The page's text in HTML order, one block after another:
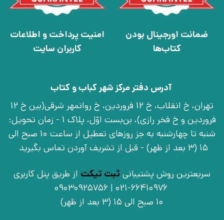
ضمانت اورجینال بودن
کتاب‌ها
امنیت پرداخت و اطلاعات
کاربران سایت
آدرس دفتر مرکز شهر کباب و کتاب
تهران، خ انقلاب، خ 12 فروردین، خ روانمهر شرقی(بین خ 12
فروردین و خ فخر رازی)، بن‌بست اوّل، پلاک 1 - زمان تحویل:
شنبه تا چهارشنبه به جز روزهای تعطیل از ساعت 10 صبح الی
15 (3 بعد از ظهر) - قبل از تشریف آوردن تماس بگیرید
سریعترین روش پشتیبانی ثبت تیکت از طریق پنل کاربری
021-66410976 | 09030925756
10 صبح الی 15 (3 بعد از ظهر)